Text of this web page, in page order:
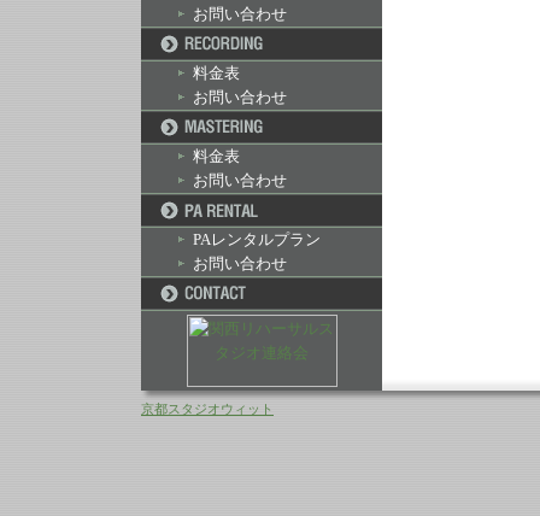
お問い合わせ
料金表
お問い合わせ
料金表
お問い合わせ
PAレンタルプラン
お問い合わせ
京都スタジオウィット